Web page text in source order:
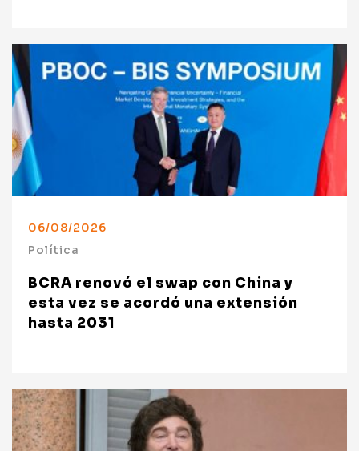
06/08/2026
Política
BCRA renovó el swap con China y
esta vez se acordó una extensión
hasta 2031